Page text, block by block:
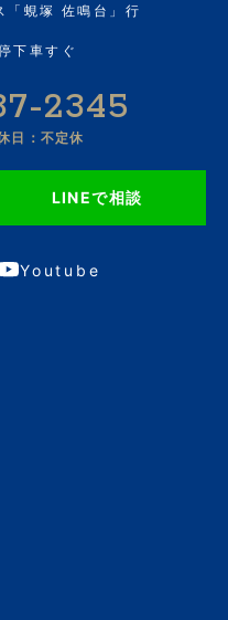
「蜆塚 佐鳴台」行
下車すぐ
2345
日：不定休
LINEで相談
Youtube